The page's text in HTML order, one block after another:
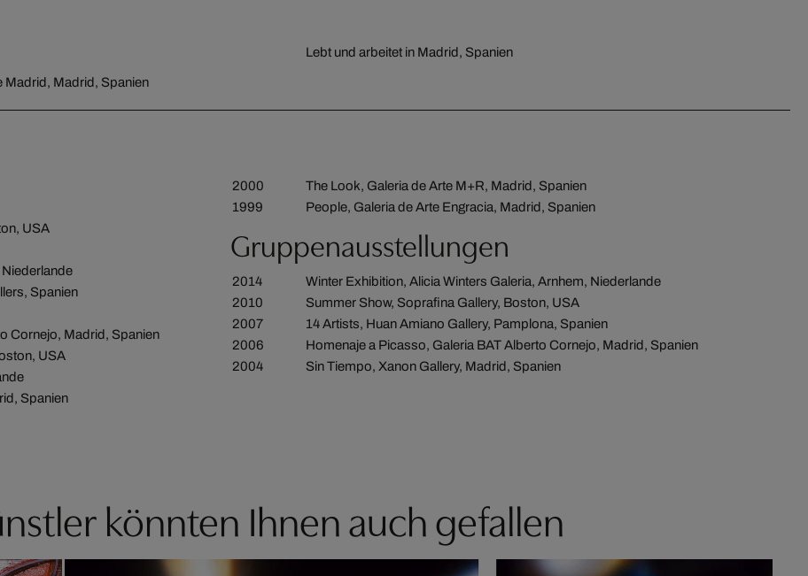
Madrid, Madrid, Spanien
Lebt und arbeitet in Madrid, Spanien
USA
Niederlande
Spanien
Cornejo, Madrid, Spanien
USA
Spanien
2000
The Look, Galeria de Arte M+R, Madrid, Spanien
1999
People, Galeria de Arte Engracia, Madrid, Spanien
Gruppenausstellungen
2014
Winter Exhibition, Alicia Winters Galeria, Arnhem, Niederlande
2010
Summer Show, Soprafina Gallery, Boston, USA
2007
14 Artists, Huan Amiano Gallery, Pamplona, Spanien
2006
Homenaje a Picasso, Galeria BAT Alberto Cornejo, Madrid, Spanien
2004
Sin Tiempo, Xanon Gallery, Madrid, Spanien
könnten Ihnen auch gefallen